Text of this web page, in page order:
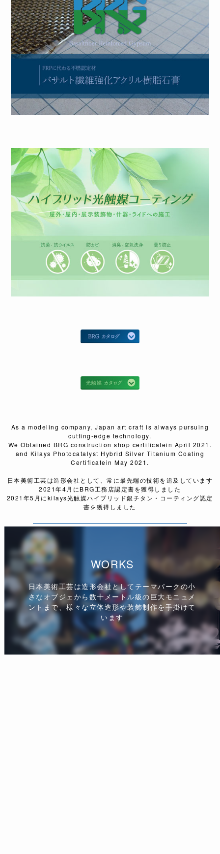
As a modeling company, Japan art craft is always pursuing
cutting-edge technology.
We Obtained BRG construction shop certificatein April 2021.
and Kilays Photocatalyst Hybrid Silver Titanium Coating
Certificatein May 2021.
日本美術工芸は造形会社として、常に最先端の技術を追及しています
2021年4月にBRG工務店認定書を獲得しました
2021年5月にkilays光触媒ハイブリッド銀チタン・コーティング認定
書を獲得しました
WORKS
日本美術工芸は造形会社としてテーマパークの小
さなオブジェから数十メートル級の巨大モニュメ
ントまで、様々な立体造形や装飾制作を手掛けて
います